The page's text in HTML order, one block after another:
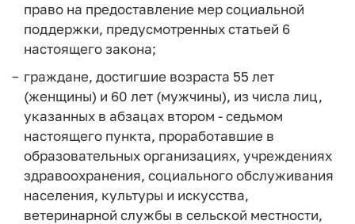
право на предоставление мер социальной
поддержки, предусмотренных статьей 6
настоящего закона;
граждане, достигшие возраста 55 лет
(женщины) и 60 лет (мужчины), из числа лиц,
указанных в абзацах втором - седьмом
настоящего пункта, проработавшие в
образовательных организациях, учреждениях
здравоохранения, социального обслуживания
населения, культуры и искусства,
ветеринарной службы в сельской местности,